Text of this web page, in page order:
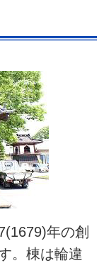
年の創
。棟は輪違